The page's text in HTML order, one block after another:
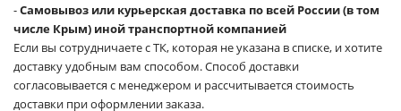
-Самовывоз или курьерская доставка по всей России (в том
числе Крым) иной транспортной компанией
Если вы сотрудничаете с ТК, которая не указана в списке, и хотите
доставку удобным вам способом. Способ доставки
согласовывается с менеджером и рассчитывается стоимость
доставки при оформлении заказа.